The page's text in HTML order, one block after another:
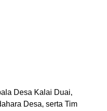
Desa Kalai Duai,
Desa, serta Tim